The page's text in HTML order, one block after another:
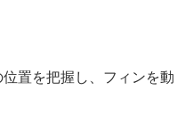
置を把握し、フィンを動